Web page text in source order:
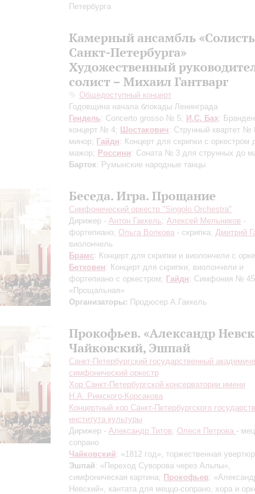
Петербурга
Камерный ансамбль
Санкт-Петербурга»
Художественный
солист – Михаил Гантварг
Общедоступный концерт
Годовщина начала блокады Ленинграда
Гендель: Concerto grosso № 5; И.С. Бах:
концерт № 4; Шостакович: Струнный квартет №
минор; Гайдн: Концерт для скрипки с оркестром
мажор; Россини: Соната № 3 для струнных до
Барток: Румынские народные танцы
Беседа. Игра. Прощание
Симфонический оркестр "Singolo Orchestra"
Дирижер - Антон Гаккель; Алексей Мельников -
фортепиано; Ольга Волкова - скрипка; Дмитрий
виолончель
Брамс: Концерт для скрипки и виолончели с
Бетховен: Концерт для скрипки, виолончели и
фортепиано c оркестром; Гайдн: Симфония № 45
«Прощальная»
Организаторы: Продюсер А.Гаккель
Прокофьев. «Александр
Чайковский, Эшпай
Санкт-Петербургский государственный
симфонический оркестр
Хор Санкт-Петербургской консерватории имени
Н.А. Римского-Корсакова
Концертный хор Санкт-Петербургского
института культуры
Дирижер - Александр Титов; Олеся Петрова -
сопрано
Чайковский: «1812 год», торжественная
Эшпай: «Переход Суворова через Альпы»,
симфоническая картина; Прокофьев:
Невский», кантата для меццо-сопрано, хора и